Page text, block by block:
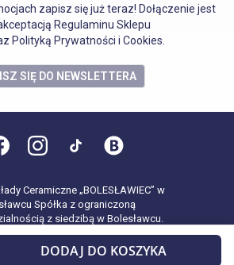
DODAJ DO KOSZYKA
zapisz się już teraz! Dołączenie jest
Regulaminu Sklepu
Polityką Prywatności i Cookies.
SIĘ DO NEWSLETTERA
Ceramiczne „BOLESŁAWIEC” w
Spółka z ograniczoną
z siedzibą w Bolesławcu.
prawa zastrzeżone.